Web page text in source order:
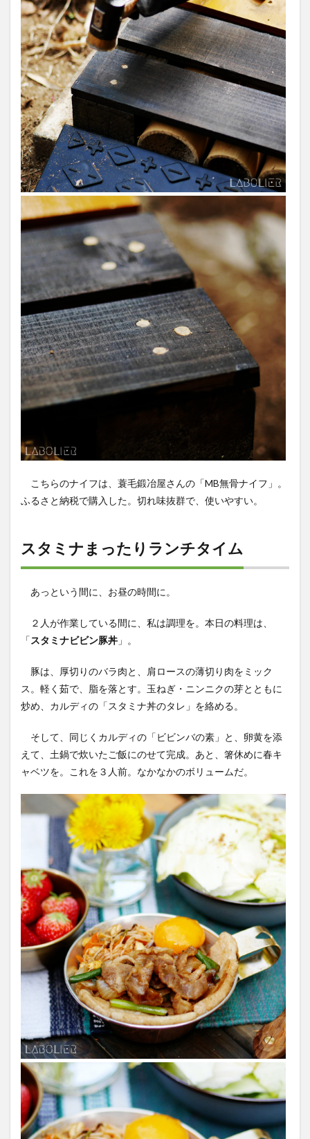
こちらのナイフは、蓑毛鍛冶屋さんの「MB無骨ナイフ」。
ふるさと納税で購入した。切れ味抜群で、使いやすい。
スタミナまったりランチタイム
あっという間に、お昼の時間に。
２人が作業している間に、私は調理を。本日の料理は、
「スタミナビビン豚丼 」。
豚は、厚切りのバラ肉と、肩ロースの薄切り肉をミック
ス。軽く茹で、脂を落とす。玉ねぎ・ニンニクの芽とともに
炒め、カルディの「スタミナ丼のタレ」を絡める。
そして、同じくカルディの「ビビンバの素」と、卵黄を添
えて、土鍋で炊いたご飯にのせて完成。あと、箸休めに春キ
ャベツを。これを３人前。なかなかのボリュームだ。